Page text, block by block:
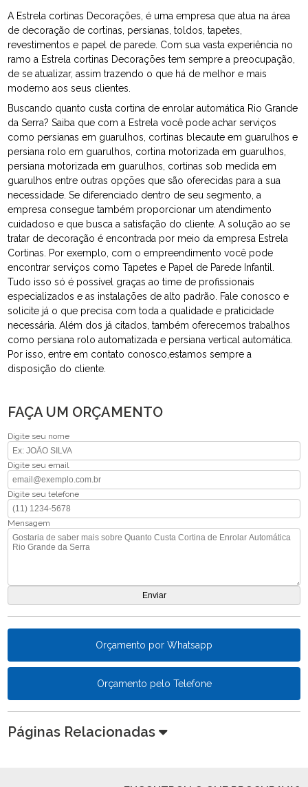
A Estrela cortinas Decorações, é uma empresa que atua na área
de decoração de cortinas, persianas, toldos, tapetes,
revestimentos e papel de parede. Com sua vasta experiência no
ramo a Estrela cortinas Decorações tem sempre a preocupação,
de se atualizar, assim trazendo o que há de melhor e mais
moderno aos seus clientes.
Buscando quanto custa cortina de enrolar automática Rio Grande
da Serra? Saiba que com a Estrela você pode achar serviços
como persianas em guarulhos, cortinas blecaute em guarulhos e
persiana rolo em guarulhos, cortina motorizada em guarulhos,
persiana motorizada em guarulhos, cortinas sob medida em
guarulhos entre outras opções que são oferecidas para a sua
necessidade. Se diferenciado dentro de seu segmento, a
empresa consegue também proporcionar um atendimento
cuidadoso e que busca a satisfação do cliente. A solução ao se
tratar de decoração é encontrada por meio da empresa Estrela
Cortinas. Por exemplo, com o empreendimento você pode
encontrar serviços como Tapetes e Papel de Parede Infantil.
Tudo isso só é possível graças ao time de profissionais
especializados e as instalações de alto padrão. Fale conosco e
solicite já o que precisa com toda a qualidade e praticidade
necessária. Além dos já citados, também oferecemos trabalhos
como persiana rolo automatizada e persiana vertical automática.
Por isso, entre em contato conosco,estamos sempre a
disposição do cliente.
FAÇA UM ORÇAMENTO
Digite seu nome
Digite seu email
Digite seu telefone
Mensagem
Orçamento por Whatsapp
Orçamento pelo Telefone
Páginas Relacionadas